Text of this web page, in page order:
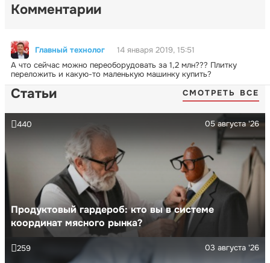
Комментарии
Главный технолог
14 января 2019, 15:51
А что сейчас можно переоборудовать за 1,2 млн??? Плитку
переложить и какую-то маленькую машинку купить?
Статьи СМОТРЕТЬ ВСЕ
Продуктовый гардероб: кто вы в системе
координат мясного рынка?
05 августа '26
440
03 августа '26
259